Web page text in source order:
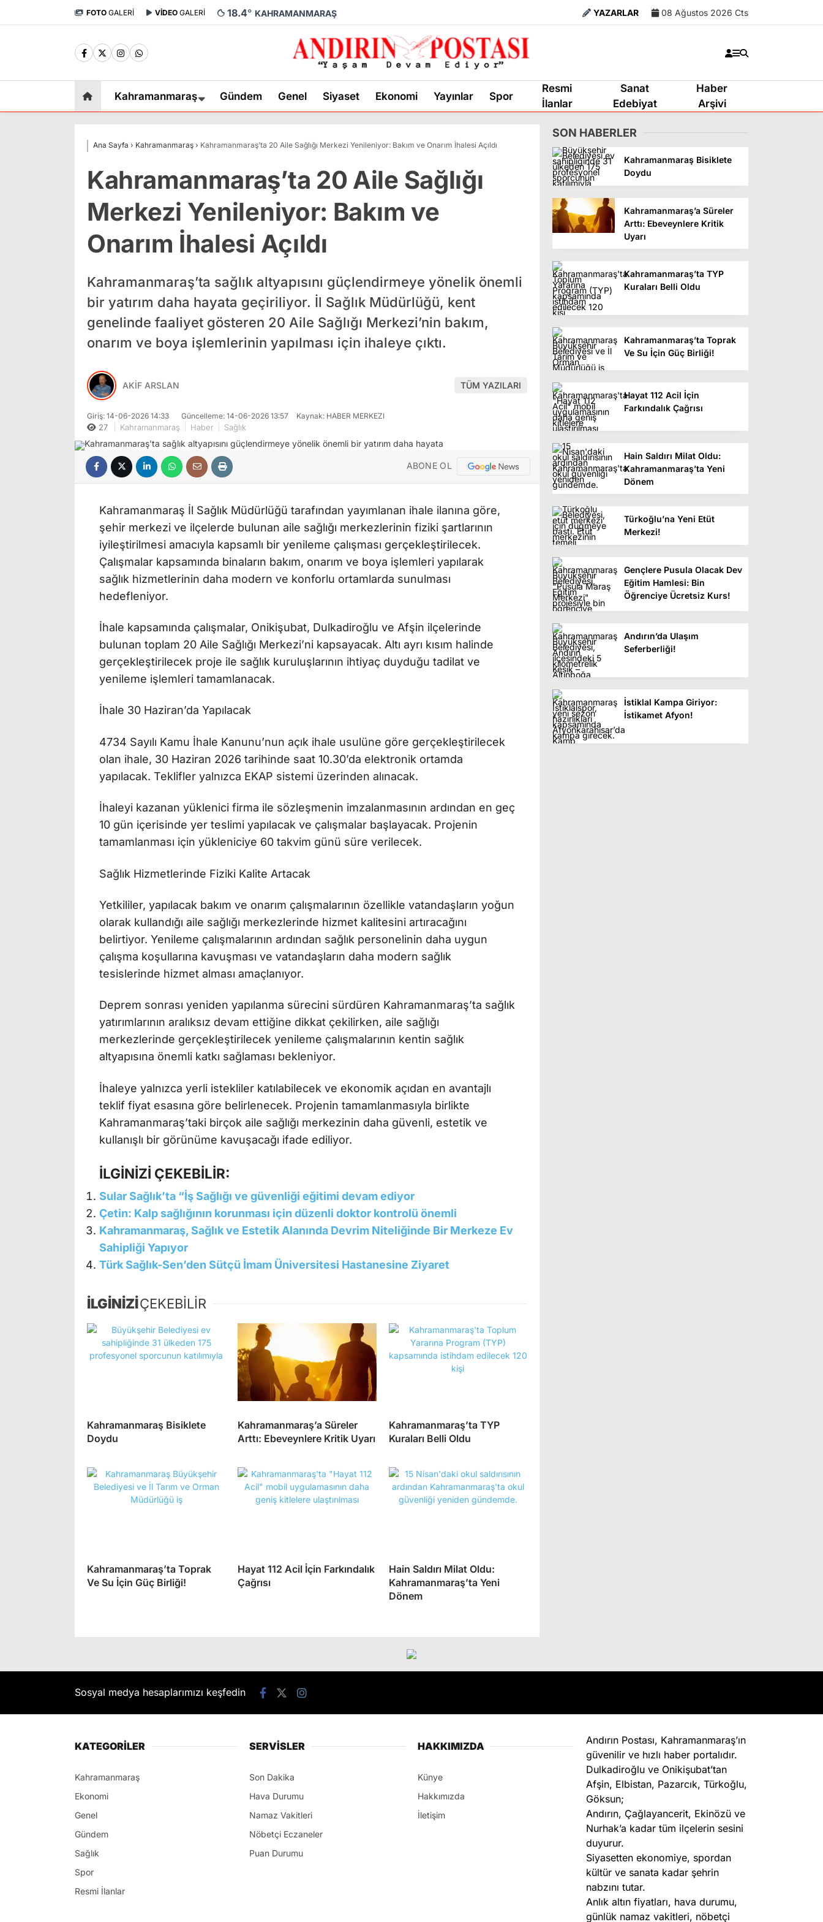
FOTO GALERİ VİDEO GALERİ 18.4° KAHRAMANMARAŞ YAZARLAR 08 Ağustos 2026 Cts
Kahramanmaraş Gündem Genel Siyaset Ekonomi Yayınlar Spor
Resmi
İlanlar
Sanat
Edebiyat
Haber
Arşivi
Ana Sayfa › Kahramanmaraş › Kahramanmaraş’ta 20 Aile Sağlığı Merkezi Yenileniyor: Bakım ve Onarım İhalesi Açıldı
Kahramanmaraş’ta 20 Aile Sağlığı
Merkezi Yenileniyor: Bakım ve
Onarım İhalesi Açıldı
Kahramanmaraş’ta sağlık altyapısını güçlendirmeye yönelik önemli
bir yatırım daha hayata geçiriliyor. İl Sağlık Müdürlüğü, kent
genelinde faaliyet gösteren 20 Aile Sağlığı Merkezi’nin bakım,
onarım ve boya işlemlerinin yapılması için ihaleye çıktı.
AKİF ARSLAN TÜM YAZILARI
Giriş: 14-06-2026 14:33 Güncelleme: 14-06-2026 13:57 Kaynak: HABER MERKEZI
27 Kahramanmaraş Haber Sağlık
ABONE OL
Kahramanmaraş İl Sağlık Müdürlüğü tarafından yayımlanan ihale ilanına göre,
şehir merkezi ve ilçelerde bulunan aile sağlığı merkezlerinin fiziki şartlarının
iyileştirilmesi amacıyla kapsamlı bir yenileme çalışması gerçekleştirilecek.
Çalışmalar kapsamında binaların bakım, onarım ve boya işlemleri yapılarak
sağlık hizmetlerinin daha modern ve konforlu ortamlarda sunulması
hedefleniyor.
İhale kapsamında çalışmalar, Onikişubat, Dulkadiroğlu ve Afşin ilçelerinde
bulunan toplam 20 Aile Sağlığı Merkezi’ni kapsayacak. Altı ayrı kısım halinde
gerçekleştirilecek proje ile sağlık kuruluşlarının ihtiyaç duyduğu tadilat ve
yenileme işlemleri tamamlanacak.
İhale 30 Haziran’da Yapılacak
4734 Sayılı Kamu İhale Kanunu’nun açık ihale usulüne göre gerçekleştirilecek
olan ihale, 30 Haziran 2026 tarihinde saat 10.30’da elektronik ortamda
yapılacak. Teklifler yalnızca EKAP sistemi üzerinden alınacak.
İhaleyi kazanan yüklenici firma ile sözleşmenin imzalanmasının ardından en geç
10 gün içerisinde yer teslimi yapılacak ve çalışmalar başlayacak. Projenin
tamamlanması için yükleniciye 60 takvim günü süre verilecek.
Sağlık Hizmetlerinde Fiziki Kalite Artacak
Yetkililer, yapılacak bakım ve onarım çalışmalarının özellikle vatandaşların yoğun
olarak kullandığı aile sağlığı merkezlerinde hizmet kalitesini artıracağını
belirtiyor. Yenileme çalışmalarının ardından sağlık personelinin daha uygun
çalışma koşullarına kavuşması ve vatandaşların daha modern sağlık
tesislerinde hizmet alması amaçlanıyor.
Deprem sonrası yeniden yapılanma sürecini sürdüren Kahramanmaraş’ta sağlık
yatırımlarının aralıksız devam ettiğine dikkat çekilirken, aile sağlığı
merkezlerinde gerçekleştirilecek yenileme çalışmalarının kentin sağlık
altyapısına önemli katkı sağlaması bekleniyor.
İhaleye yalnızca yerli istekliler katılabilecek ve ekonomik açıdan en avantajlı
teklif fiyat esasına göre belirlenecek. Projenin tamamlanmasıyla birlikte
Kahramanmaraş’taki birçok aile sağlığı merkezinin daha güvenli, estetik ve
kullanışlı bir görünüme kavuşacağı ifade ediliyor.
İLGİNİZİ ÇEKEBİLİR:
Sular Sağlık’ta “İş Sağlığı ve güvenliği eğitimi devam ediyor
Çetin: Kalp sağlığının korunması için düzenli doktor kontrolü önemli
Kahramanmaraş, Sağlık ve Estetik Alanında Devrim Niteliğinde Bir Merkeze Ev
Sahipliği Yapıyor
Türk Sağlık-Sen’den Sütçü İmam Üniversitesi Hastanesine Ziyaret
İLGİNİZİÇEKEBİLİR
Kahramanmaraş Bisiklete
Doydu
Kahramanmaraş’a Süreler
Arttı: Ebeveynlere Kritik Uyarı
Kahramanmaraş’ta TYP
Kuraları Belli Oldu
Kahramanmaraş’ta Toprak
Ve Su İçin Güç Birliği!
Hayat 112 Acil İçin Farkındalık
Çağrısı
Hain Saldırı Milat Oldu:
Kahramanmaraş’ta Yeni
Dönem
SON HABERLER
Kahramanmaraş Bisiklete
Doydu
Kahramanmaraş’a Süreler
Arttı: Ebeveynlere Kritik
Uyarı
Kahramanmaraş’ta TYP
Kuraları Belli Oldu
Kahramanmaraş’ta Toprak
Ve Su İçin Güç Birliği!
Hayat 112 Acil İçin
Farkındalık Çağrısı
Hain Saldırı Milat Oldu:
Kahramanmaraş’ta Yeni
Dönem
Türkoğlu’na Yeni Etüt
Merkezi!
Gençlere Pusula Olacak Dev
Eğitim Hamlesi: Bin
Öğrenciye Ücretsiz Kurs!
Andırın’da Ulaşım
Seferberliği!
İstiklal Kampa Giriyor:
İstikamet Afyon!
Sosyal medya hesaplarımızı keşfedin
KATEGORİLER
Kahramanmaraş
Ekonomi
Genel
Gündem
Sağlık
Spor
Resmi İlanlar
SERVİSLER
Son Dakika
Hava Durumu
Namaz Vakitleri
Nöbetçi Eczaneler
Puan Durumu
HAKKIMIZDA
Künye
Hakkımızda
İletişim
Andırın Postası, Kahramanmaraş’ın
güvenilir ve hızlı haber portalıdır.
Dulkadiroğlu ve Onikişubat’tan
Afşin, Elbistan, Pazarcık, Türkoğlu,
Göksun;
Andırın, Çağlayancerit, Ekinözü ve
Nurhak’a kadar tüm ilçelerin sesini
duyurur.
Siyasetten ekonomiye, spordan
kültür ve sanata kadar şehrin
nabzını tutar.
Anlık altın fiyatları, hava durumu,
günlük namaz vakitleri, nöbetçi